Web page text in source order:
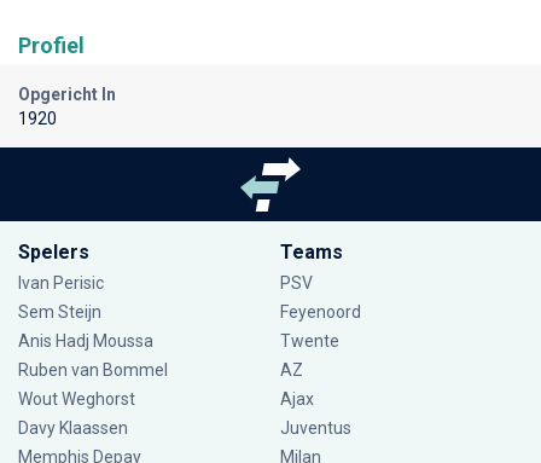
Profiel
Opgericht In
1920
Spelers
Ivan Perisic
Sem Steijn
Anis Hadj Moussa
Ruben van Bommel
Wout Weghorst
Davy Klaassen
Memphis Depay
Teams
PSV
Feyenoord
Twente
AZ
Ajax
Juventus
Milan